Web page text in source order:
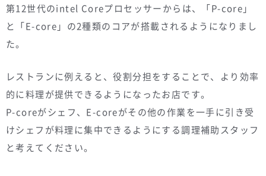
第12世代のintel Coreプロセッサーからは、「P-core」
と「E-core」の2種類のコアが搭載されるようになりまし
た。
レストランに例えると、役割分担をすることで、より効率
的に料理が提供できるようになったお店です。
P-coreがシェフ、E-coreがその他の作業を一手に引き受
けシェフが料理に集中できるようにする調理補助スタッフ
と考えてください。